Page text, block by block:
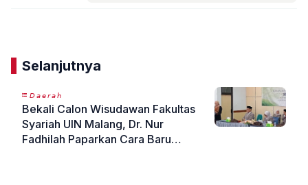
Selanjutnya
𝘋𝘢𝘦𝘳𝘢𝘩
Bekali Calon Wisudawan Fakultas
Syariah UIN Malang, Dr. Nur
Fadhilah Paparkan Cara Baru